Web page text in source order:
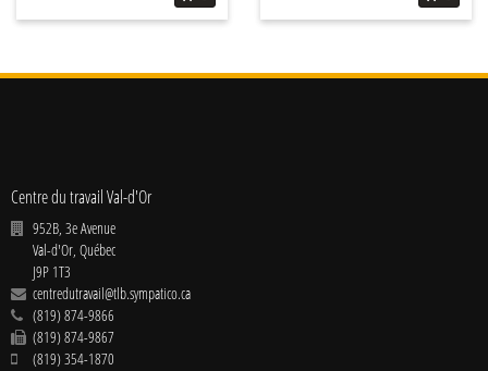
Centre du travail Val-d'Or
952B, 3e Avenue
Val-d'Or, Québec
J9P 1T3
centredutravail@tlb.sympatico.ca
(819) 874-9866
(819) 874-9867
(819) 354-1870